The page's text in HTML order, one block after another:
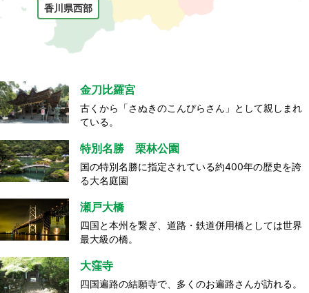
香川県西部
金刀比羅宮
古くから「さぬきのこんぴらさん」として親しまれ
ている。
特別名勝 栗林公園
国の特別名勝に指定されている約400年の歴史を誇
る大名庭園
瀬戸大橋
四国と本州を繋ぎ、道路・鉄道併用橋としては世界
最大級の橋。
大窪寺
四国遍路の結願寺で、多くのお遍路さんが訪れる。